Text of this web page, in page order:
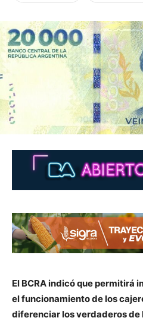
El BCRA indicó que permitirá
el funcionamiento de los
diferenciar los verdaderos de